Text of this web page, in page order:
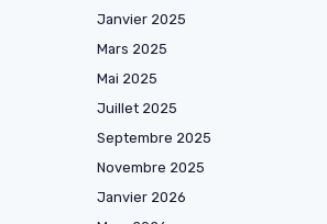
Janvier 2025
Mars 2025
Mai 2025
Juillet 2025
Septembre 2025
Novembre 2025
Janvier 2026